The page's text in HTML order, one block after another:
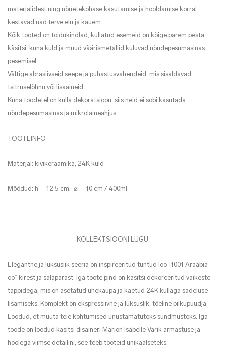
materjalidest ning nõuetekohase kasutamise ja hooldamise korral
kestavad nad terve elu ja kauem.
Kõik tooted on toidukindlad, kullatud esemeid on kõige parem pesta
käsitsi, kuna kuld ja muud väärismetallid kuluvad nõudepesumasinas
pesemisel.
Vältige abrasiivseid seepe ja puhastusvahendeid, mis sisaldavad
tsitruselõhnu või lisaaineid.
Kuna toodetel on kulla dekoratsioon, siis neid ei sobi kasutada
nõudepesumasinas ja mikrolaineahjus.
TOOTEINFO
Materjal: kivikeraamika, 24K kuld
Mõõdud: h – 12.5 cm, ⌀ – 10 cm / 400ml
KOLLEKTSIOONI LUGU
Elegantne ja luksuslik seeria on inspireeritud tuntud loo “1001 Araabia
öö” kirest ja salapärast. Iga toote pind on käsitsi dekoreeritud väikeste
täppidega, mis on asetatud ühekaupa ja kaetud 24K kullaga sädeluse
lisamiseks. Komplekt on ekspressiivne ja luksuslik, tõeline pilkupüüdja.
Loodud, et muuta teie kohtumised unustamatuteks sündmusteks. Iga
toode on loodud käsitsi disaineri Marion Isabelle Varik armastuse ja
hoolega viimse detailini, see teeb tooteid unikaalseteks.